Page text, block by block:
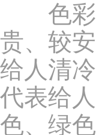
色彩
贵、较
给人清
代表给
色、绿